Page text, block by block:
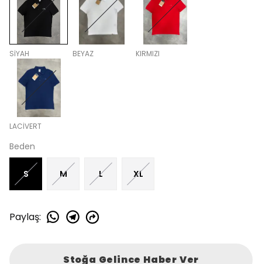
SİYAH BEYAZ KIRMIZI
LACİVERT
Beden
S M L XL
Paylaş:
Stoğa Gelince Haber Ver